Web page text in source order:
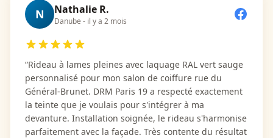
N Nathalie R.
Danube - il y a 2 mois
“Rideau à lames pleines avec laquage RAL vert sauge
personnalisé pour mon salon de coiffure rue du
Général-Brunet. DRM Paris 19 a respecté exactement
la teinte que je voulais pour s'intégrer à ma
devanture. Installation soignée, le rideau s'harmonise
parfaitement avec la façade. Très contente du résultat